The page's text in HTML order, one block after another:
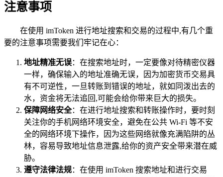
注意事项
在使用 imToken 进行地址搜索和交易的过程中,有几个重
要的注意事项需要我们牢记在心：
地址精准无误：在搜索地址时，一定要像对待精密仪器
一样，确保输入的地址准确无误，因为加密货币交易具
有不可逆性，一旦转账到错误的地址，就如同泼出去的
水，资金将无法追回,可能会给你带来巨大的损失。
保障网络安全：在进行地址搜索和转账操作时，要时刻
关注你的手机网络环境安全，避免在公共 Wi-Fi 等不安
全的网络环境下操作，因为这些网络就像充满陷阱的丛
林，容易导致地址信息泄露,给你的资产安全带来潜在威
胁。
遵守法律法规：在使用 imToken 搜索地址和进行交易